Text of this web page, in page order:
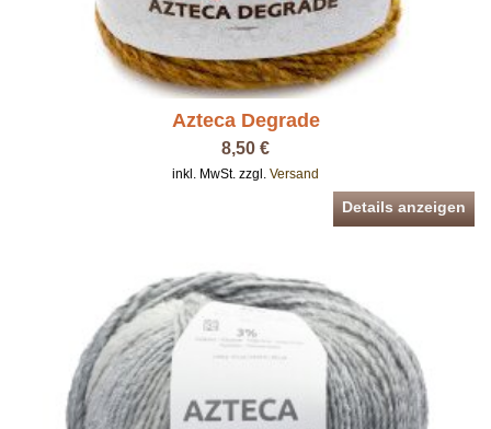
Azteca Degrade
8,50 €
inkl. MwSt. zzgl. Versand
Details anzeigen